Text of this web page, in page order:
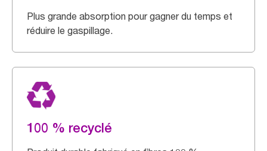
Plus grande absorption pour gagner du temps et
réduire le gaspillage.
100 % recyclé